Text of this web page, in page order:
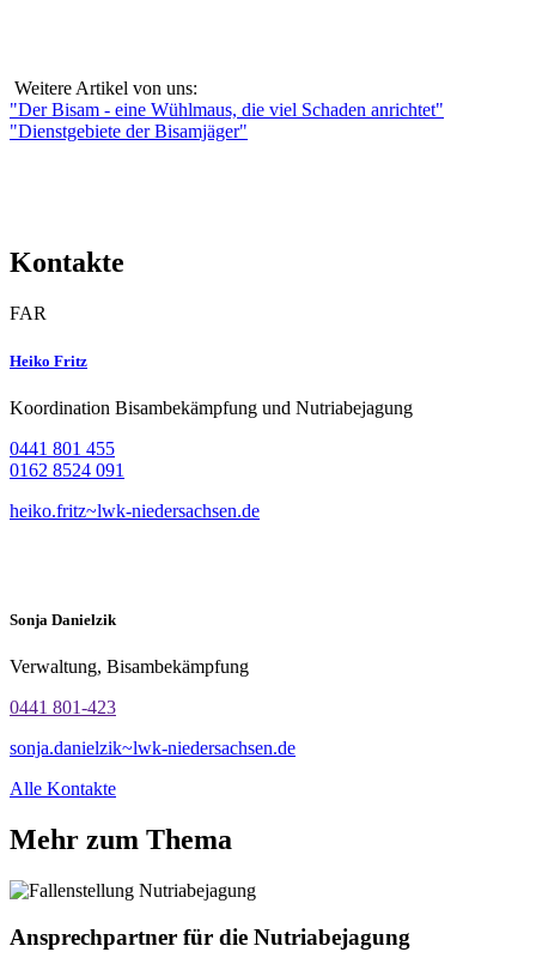
Weitere Artikel von uns:
"Der Bisam - eine Wühlmaus, die viel Schaden anrichtet"
"Dienstgebiete der Bisamjäger"
Kontakte
FAR
Heiko Fritz
Koordination Bisambekämpfung und Nutriabejagung
0441 801 455
0162 8524 091
heiko.fritz~lwk-niedersachsen.de
Sonja Danielzik
Verwaltung, Bisambekämpfung
0441 801-423
sonja.danielzik~lwk-niedersachsen.de
Alle Kontakte
Mehr zum Thema
Ansprechpartner für die Nutriabejagung